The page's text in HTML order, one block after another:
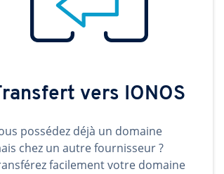
vers IONOS
possédez déjà un domaine
chez un autre fournisseur ?
facilement votre domaine